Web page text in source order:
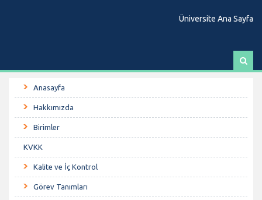
Üniversite Ana Sayfa
A
r
Anasayfa
Hakkımızda
Birimler
KVKK
Kalite ve İç Kontrol
Görev Tanımları